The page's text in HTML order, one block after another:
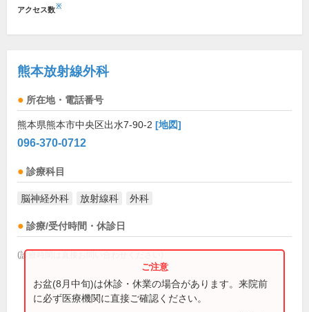
アクセス数※
熊本放射線外科
所在地・電話番号
熊本県熊本市中央区出水7-90-2 [地図]
096-370-0712
診療科目
脳神経外科 放射線科 外科
診療/受付時間・休診日
(診療時間は直接お問い合わせください)
お盆(8月中旬)は休診・休業の場合があります。来院前
に必ず医療機関に直接ご確認ください。